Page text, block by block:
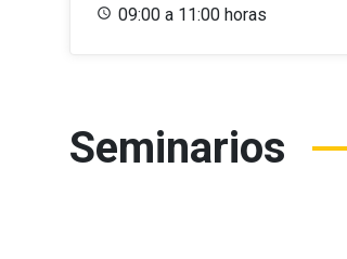
09:00 a 11:00 horas
Seminarios